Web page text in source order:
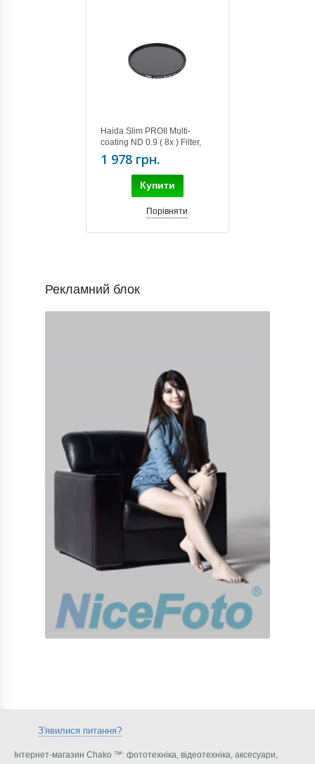
Haida Slim PROII Multi-
coating ND 0.9 ( 8x ) Filter,
82mm
1 978 грн.
Купити
Порівняти
Рекламний блок
З'явилися питання?
Інтернет-магазин Chako ™: фототехніка, відеотехніка, аксесуари,